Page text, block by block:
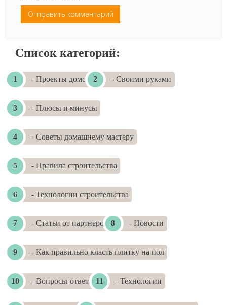
Список категорий:
- Проекты домов - Своими руками
- Плюсы и минусы
- Советы домашнему мастеру
- Правила строительства
- Технологии строительства
- Статьи от партнеров - Новости
- Как правильно класть плитку на пол
- Вопросы-ответы - Технологии